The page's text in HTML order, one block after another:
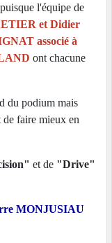
l'équipe de
et Didier
associé à
ont chacune
du podium mais
de faire mieux en
et de "Drive"
MONJUSIAU